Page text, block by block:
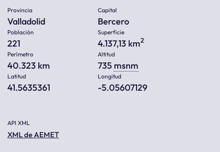
Provincia
Valladolid
Capital
Bercero
Población
221
Superficie
4.137,13 km2
Perímetro
40.323 km
Altitud
735 msnm
Latitud
41.5635361
Longitud
-5.05607129
API XML
XML de AEMET